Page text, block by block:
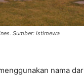
Sumber: istimewa
nama